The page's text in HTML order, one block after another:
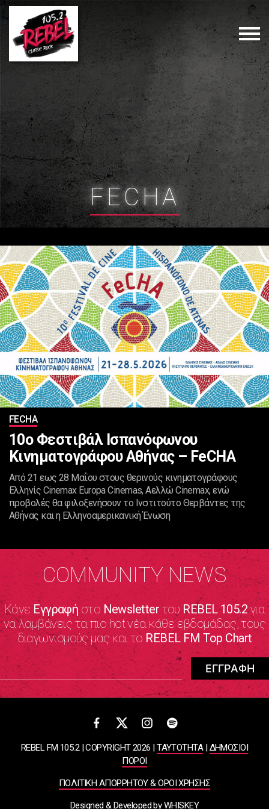
FECHA
FECHA
10ο Φεστιβάλ Ισπανόφωνου
Κινηματογράφου Αθήνας – FeCHA
Από 21 εως 28 Μαΐου στους θερινούς κινηματογράφους
Ελληνίς Cinemax Europa Cinemas, Αελλώ Cinemax, ενώ
προβολές θα φιλοξενήσουν το Ινστιτούτο Θερβάντες της
Αθήνας και η Ελληνοαμερικανική Ένωση
COMMUNITY NEWS
Κάνε Εγγραφήστο NewsletterτουREBEL 105.2για
να λαμβάνεις τα πιο hot νέα κάθε εβδομάδας, τους
διαγωνισμούς μας και το REBEL FM Top Chart
REBEL FM 105.2 | COPYRIGHT 2026 |ΤΑΥΤΟΤΗΤΑ|ΔΗΜΟΣΙΟΙ
ΠΟΡΟΙ
ΠΟΛΙΤΙΚΗ ΑΠΟΡΡΗΤΟΥ & ΟΡΟΙ ΧΡΗΣΗΣ
Designed & Developed byWHISKEY